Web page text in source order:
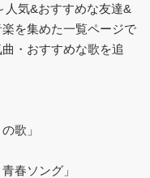
人気&おすすめな友達&
を集めた一覧ページで
・おすすめな歌を追
歌」
春ソング」